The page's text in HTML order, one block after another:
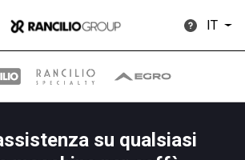
IT
su qualsiasi
Download